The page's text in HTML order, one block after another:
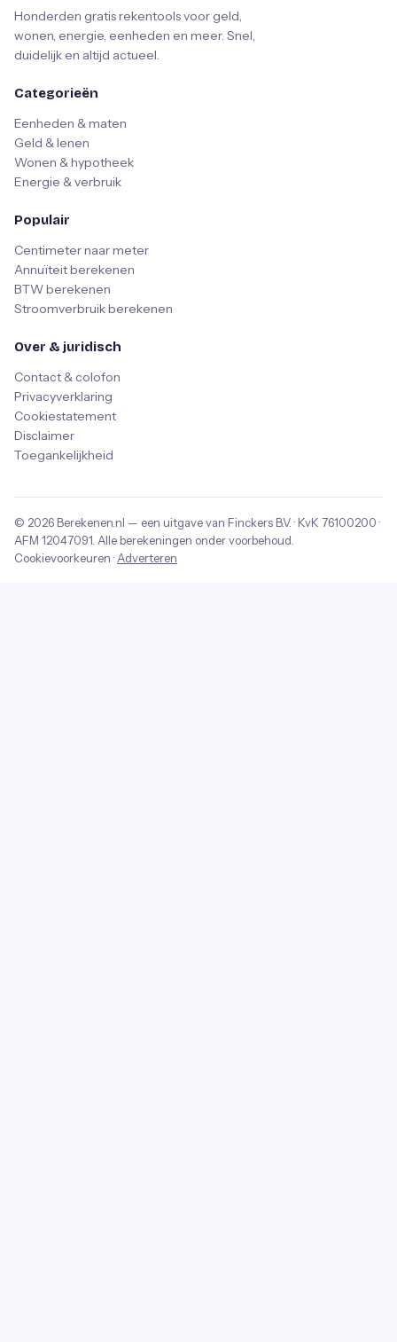
Honderden gratis rekentools voor geld,
wonen, energie, eenheden en meer. Snel,
duidelijk en altijd actueel.
Categorieën
Eenheden & maten
Geld & lenen
Wonen & hypotheek
Energie & verbruik
Populair
Centimeter naar meter
Annuïteit berekenen
BTW berekenen
Stroomverbruik berekenen
Over & juridisch
Contact & colofon
Privacyverklaring
Cookiestatement
Disclaimer
Toegankelijkheid
© 2026 Berekenen.nl — een uitgave van Finckers B.V. · KvK 76100200 ·
AFM 12047091 . Alle berekeningen onder voorbehoud.
Cookievoorkeuren · Adverteren